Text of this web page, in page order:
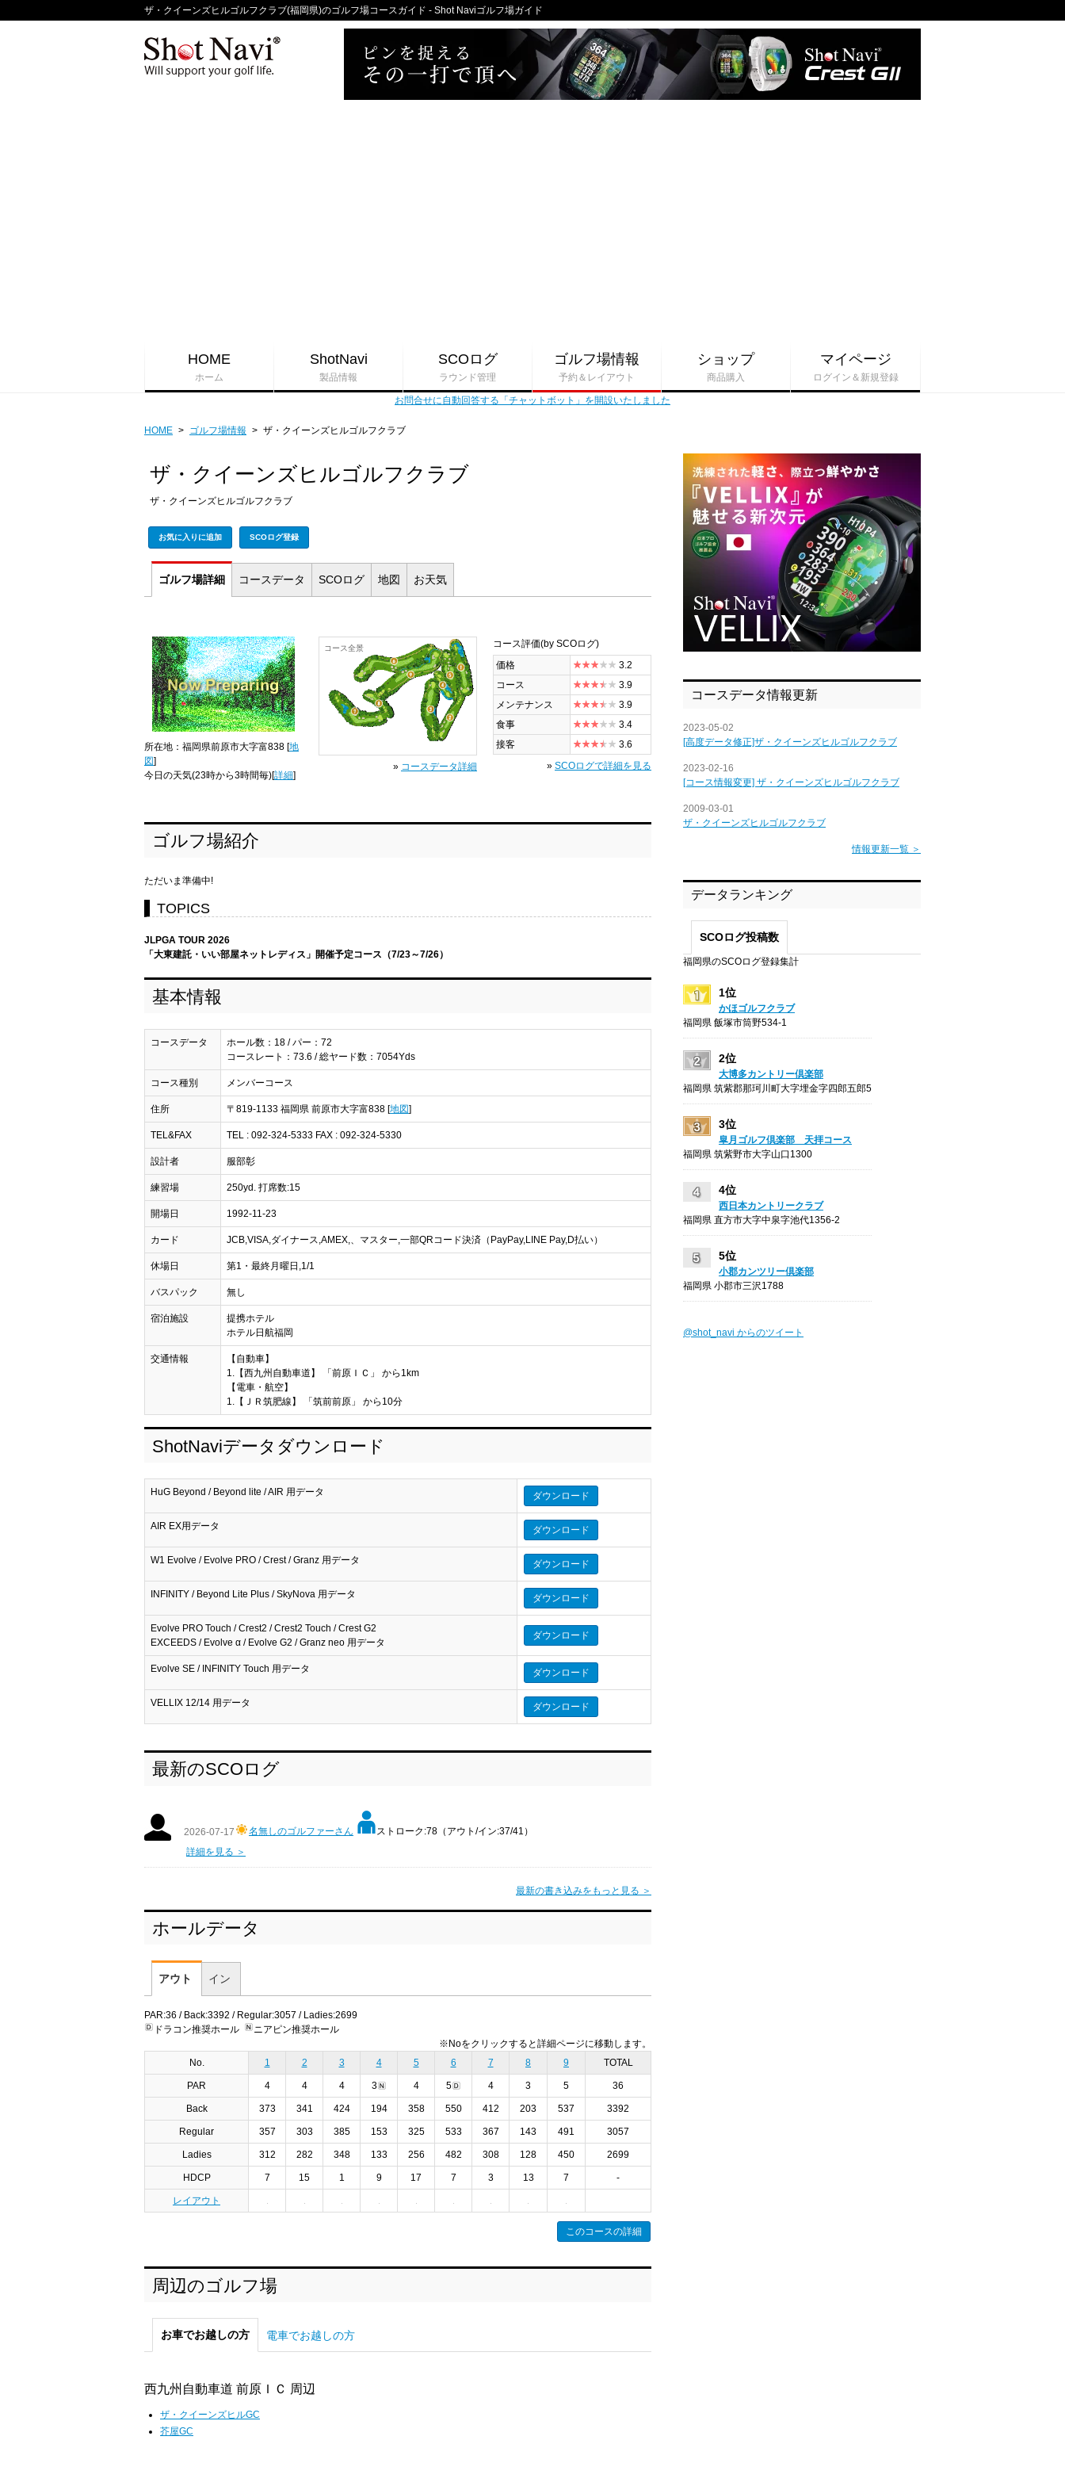
ザ・クイーンズヒルゴルフクラブ(福岡県)のゴルフ場コースガイド - Shot Naviゴルフ場ガイド
HOME
ホーム
ShotNavi
製品情報
SCOログ
ラウンド管理
ゴルフ場情報
予約＆レイアウト
ショップ
商品購入
マイページ
ログイン＆新規登録
お問合せに自動回答する「チャットボット」を開設いたしました
HOME > ゴルフ場情報 > ザ・クイーンズヒルゴルフクラブ
ザ・クイーンズヒルゴルフクラブ
ザ・クイーンズヒルゴルフクラブ
お気に入りに追加 SCOログ登録
ゴルフ場詳細 コースデータ SCOログ 地図 お天気
所在地：福岡県前原市大字富838 [地
図]
今日の天気(23時から3時間毎)[詳細]
コース全景
» コースデータ詳細
コース評価(by SCOログ)
価格
3.2
コース
3.9
メンテナンス
3.9
食事
3.4
接客
3.6
» SCOログで詳細を見る
ゴルフ場紹介
ただいま準備中!
TOPICS
JLPGA TOUR 2026
「大東建託・いい部屋ネットレディス」開催予定コース（7/23～7/26）
基本情報
コースデータ
ホール数：18 / パー：72
コースレート：73.6 / 総ヤード数：7054Yds
コース種別 メンバーコース
住所 〒819-1133 福岡県 前原市大字富838 [地図]
TEL&FAX TEL : 092-324-5333 FAX : 092-324-5330
設計者 服部彰
練習場 250yd. 打席数:15
開場日 1992-11-23
カード JCB,VISA,ダイナース,AMEX,、マスター,一部QRコード決済（PayPay,LINE Pay,D払い）
休場日 第1・最終月曜日,1/1
バスパック 無し
宿泊施設
提携ホテル
ホテル日航福岡
交通情報
【自動車】
1.【西九州自動車道】 「前原ＩＣ」 から1km
【電車・航空】
1.【ＪＲ筑肥線】 「筑前前原」 から10分
ShotNaviデータダウンロード
HuG Beyond / Beyond lite / AIR 用データ ダウンロード
AIR EX用データ ダウンロード
W1 Evolve / Evolve PRO / Crest / Granz 用データ ダウンロード
INFINITY / Beyond Lite Plus / SkyNova 用データ ダウンロード
Evolve PRO Touch / Crest2 / Crest2 Touch / Crest G2
EXCEEDS / Evolve α / Evolve G2 / Granz neo 用データ
ダウンロード
Evolve SE / INFINITY Touch 用データ ダウンロード
VELLIX 12/14 用データ ダウンロード
最新のSCOログ
2026-07-17 名無しのゴルファーさん
ストローク:78（アウト/イン:37/41）
詳細を見る ＞
最新の書き込みをもっと見る ＞
ホールデータ
アウト イン
PAR:36 / Back:3392 / Regular:3057 / Ladies:2699
ドラコン推奨ホール
ニアピン推奨ホール
※Noをクリックすると詳細ページに移動します。
No.
1 2 3 4 5 6 7 8 9 TOTAL
PAR 4 4 4 3 4 5 4 3 5 36
Back 373 341 424 194 358 550 412 203 537 3392
Regular 357 303 385 153 325 533 367 143 491 3057
Ladies 312 282 348 133 256 482 308 128 450 2699
HDCP 7 15 1 9 17 7 3 13 7 -
レイアウト
このコースの詳細
周辺のゴルフ場
お車でお越しの方 電車でお越しの方
西九州自動車道 前原ＩＣ 周辺
ザ・クイーンズヒルGC
芥屋GC
コースデータ情報更新
2023-05-02
[高度データ修正]ザ・クイーンズヒルゴルフクラブ
2023-02-16
[コース情報変更] ザ・クイーンズヒルゴルフクラブ
2009-03-01
ザ・クイーンズヒルゴルフクラブ
情報更新一覧 ＞
データランキング
SCOログ投稿数
福岡県のSCOログ登録集計
1位
かほゴルフクラブ
福岡県 飯塚市筒野534-1
2位
大博多カントリー倶楽部
福岡県 筑紫郡那珂川町大字埋金字四郎五郎5
3位
皐月ゴルフ倶楽部 天拝コース
福岡県 筑紫野市大字山口1300
4位
西日本カントリークラブ
福岡県 直方市大字中泉字池代1356-2
5位
小郡カンツリー倶楽部
福岡県 小郡市三沢1788
@shot_navi からのツイート